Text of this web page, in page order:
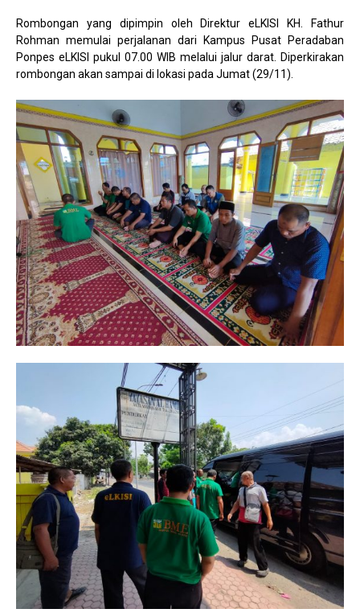
Rombongan yang dipimpin oleh Direktur eLKISI KH. Fathur
Rohman memulai perjalanan dari Kampus Pusat Peradaban
Ponpes eLKISI pukul 07.00 WIB melalui jalur darat. Diperkirakan
rombongan akan sampai di lokasi pada Jumat (29/11).